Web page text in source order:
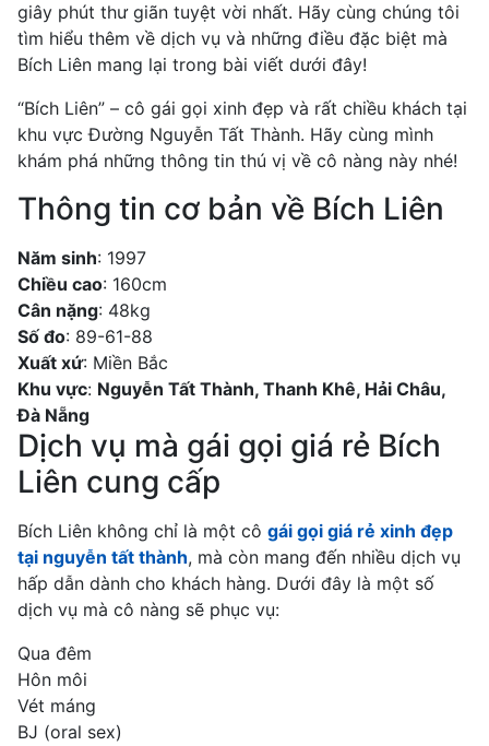
giây phút thư giãn tuyệt vời nhất. Hãy cùng chúng tôi
tìm hiểu thêm về dịch vụ và những điều đặc biệt mà
Bích Liên mang lại trong bài viết dưới đây!
“Bích Liên” – cô gái gọi xinh đẹp và rất chiều khách tại
khu vực Đường Nguyễn Tất Thành. Hãy cùng mình
khám phá những thông tin thú vị về cô nàng này nhé!
Thông tin cơ bản về Bích Liên
Năm sinh: 1997
Chiều cao: 160cm
Cân nặng: 48kg
Số đo: 89-61-88
Xuất xứ: Miền Bắc
Khu vực: Nguyễn Tất Thành, Thanh Khê, Hải Châu,
Đà Nẵng
Dịch vụ mà gái gọi giá rẻ Bích
Liên cung cấp
Bích Liên không chỉ là một cô gái gọi giá rẻ xinh đẹp
tại nguyễn tất thành, mà còn mang đến nhiều dịch vụ
hấp dẫn dành cho khách hàng. Dưới đây là một số
dịch vụ mà cô nàng sẽ phục vụ:
Qua đêm
Hôn môi
Vét máng
BJ (oral sex)